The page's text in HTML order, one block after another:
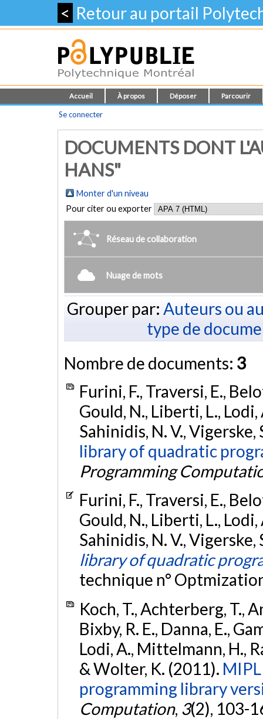
< Retour au portail
Accueil À propos Déposer Parcourir
Se connecter
DOCUMENTS DONT
HANS"
Monter d'un niveau
Pour citer ou exporter
Réseau de collaboration
Nuage de mots
Grouper par: Auteurs ou
type de
Nombre de documents: 3
Furini, F., Traversi, E.,
Gould, N., Liberti, L.,
Sahinidis, N. V.,
library of quadratic
Programming
Furini, F., Traversi, E.,
Gould, N., Liberti, L.,
Sahinidis, N. V.,
library of quadratic
technique n°
Koch, T., Achterberg, T.,
Bixby, R. E., Danna, E.,
Lodi, A., Mittelmann, H.,
& Wolter, K. (2011).
programming library
Computation, 3(2), 103-